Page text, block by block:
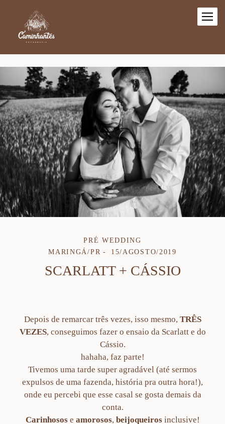
PRÉ WEDDING
MARINGÁ/PR
15/AGOSTO/2019
SCARLATT + CÁSSIO
Depois de remarcar três vezes, isso mesmo, TRÊS
VEZES, conseguimos fazer o ensaio da Scarlatt e do
Cássio.
hahaha, faz parte!
Tivemos uma tarde super agradável (até sermos
expulsos de uma fazenda, história pra outra hora!),
onde eu percebi que esse casal se gosta demais da
conta.
Carinhosos e amorosos, beijoqueirosinclusive!